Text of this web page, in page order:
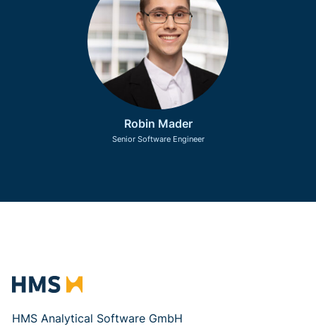
Robin Mader
Senior Software Engineer
HMS Analytical Software GmbH